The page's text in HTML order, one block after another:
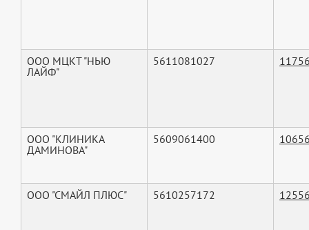
ООО МЦКТ "НЬЮ
ЛАЙФ"
5611081027
ООО "КЛИНИКА
ДАМИНОВА"
5609061400
ООО "СМАЙЛ ПЛЮС" 5610257172